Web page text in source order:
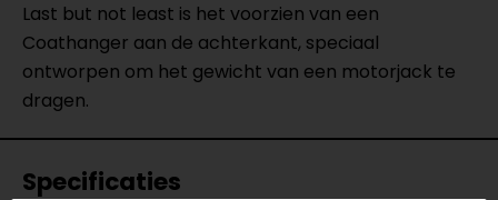
Last but not least is het voorzien van een
Coathanger aan de achterkant, speciaal
ontworpen om het gewicht van een motorjack te
dragen.
Specificaties